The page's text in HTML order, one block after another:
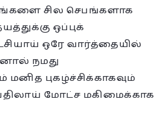
சில செபங்களாக
ஒப்புக்
ஒரே வார்த்தையில்
நமது
மனித புகழ்ச்சிக்காகவும்
மோட்ச மகிமைக்காக